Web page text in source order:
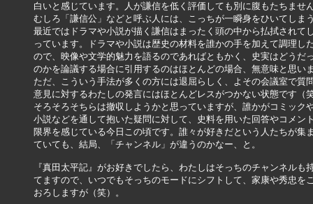
白いと感じています。人が謙信を低く評価しても別に腹もたちませ
むしろ「謙信公」などと呼ぶ人には、こっちが一瞬身をひいてしま
最近ではドラマや小説が描く謙信はまったく頭の中から払拭されて
っています。ドラマや小説は歴史の材料を誰かの手を加えて調理し
ので、映像や文学的魅力を語るのであればともかく、史実はどうだ
のかを論議する場合に引用するのはほとんどの場合、無意味と思い
ただ、こういう手法が多くの方には退屈らしく、よその会議室で質
意見に対するわたしの発言にはほとんどレスがつかない状態です（
そろそろそちらは撤収しようかと思っていますが、誰かがコミック
小説などを通して抱いた疑問に対して、史料を用いた回答やコメン
限界を感じている今日この頃です。誰々が好きだという人たちが集
ていても、結局、「チャンネル」が違うのかなー、と。
『真田太平記』がお好きでしたら、わたしはそっちのチャンネルも
てますので、いつでもそっちのモードにシフトして、家康や秀忠を
おろしますが（笑）。